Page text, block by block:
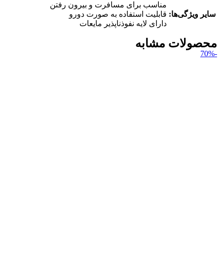
سایر ویژگی‌ها:
مناسب برای مسافرت و بیرون رفتن
قابلیت استفاده به صورت دورو
دارای لایه نفوذناپذیر مایعات
محصولات مشابه
-70%